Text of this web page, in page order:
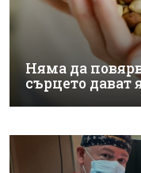
Няма да
сърцето дават